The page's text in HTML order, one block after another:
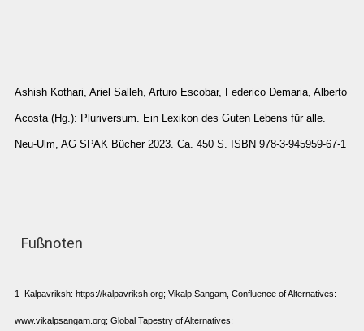
Ashish Kothari, Ariel Salleh, Arturo Escobar, Federico Demaria, Alberto
Acosta (Hg.): Pluriversum. Ein Lexikon des Guten Lebens für alle.
Neu-Ulm, AG SPAK Bücher 2023. Ca. 450 S. ISBN 978-3-945959-67-1
Fußnoten
1 Kalpavriksh: https://kalpavriksh.org; Vikalp Sangam, Confluence of ­Alternatives:
www.vikalpsangam.org; Global Tapestry of Alternatives: ­